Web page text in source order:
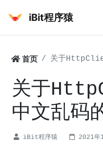
iBit程序猿
首页 关于
关于
中文乱码
iBit程序猿 2021年